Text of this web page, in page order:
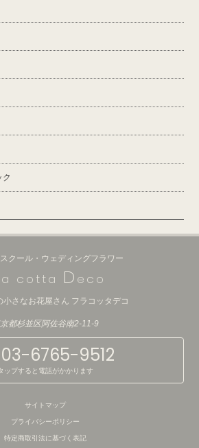
ク
クール・ウェディングフラワー
cotta D eco
小さなお花屋さん フラコッタデコ
都杉並区阿佐谷南2-11-9
03-6765-9512
ップすると電話がかかります
サイトマップ
プライバシーポリシー
特定商取引法に基づく表記